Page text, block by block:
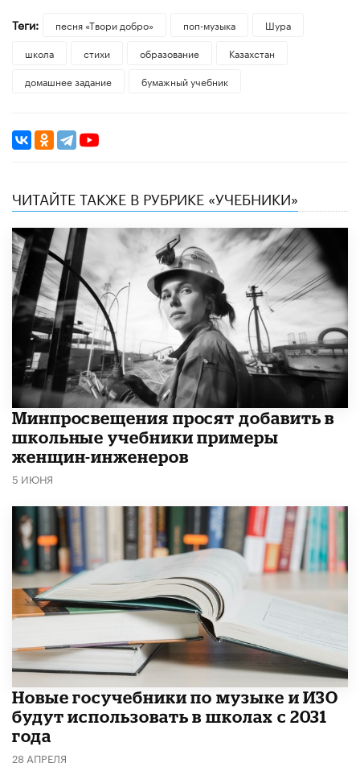
Теги: песня «Твори добро» поп-музыка
Шура
школа
стихи образование
Казахстан
домашнее задание
бумажный учебник
ЧИТАЙТЕ ТАКЖЕ В РУБРИКЕ «УЧЕБНИКИ»
Минпросвещения просят добавить в
школьные учебники примеры
женщин-инженеров
5 ИЮНЯ
Новые госучебники по музыке и ИЗО
будут использовать в школах с 2031
года
28 АПРЕЛЯ